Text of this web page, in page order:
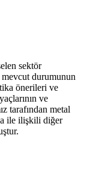
sektör
durumunun
önerileri ve
ve
tarafından metal
ile ilişkili diğer